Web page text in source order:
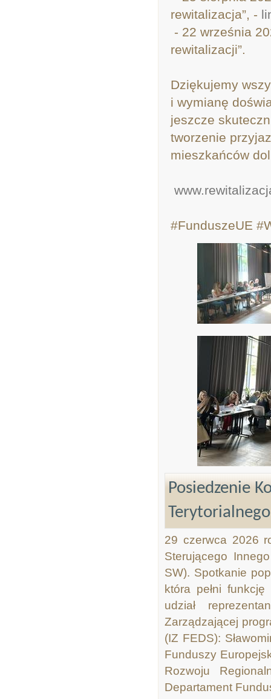
rewitalizacja”, -
- 22 września
rewitalizacji”.
Dziękujemy
i wymianę
jeszcze
tworzenie
mieszkańców
#FunduszeUE
Posiedzenie
29 czerwca 2026
Sterującego
SW). Spotkanie
która pełni
udział
Zarządzającej
(IZ FEDS):
Funduszy
Rozwoju
Departament